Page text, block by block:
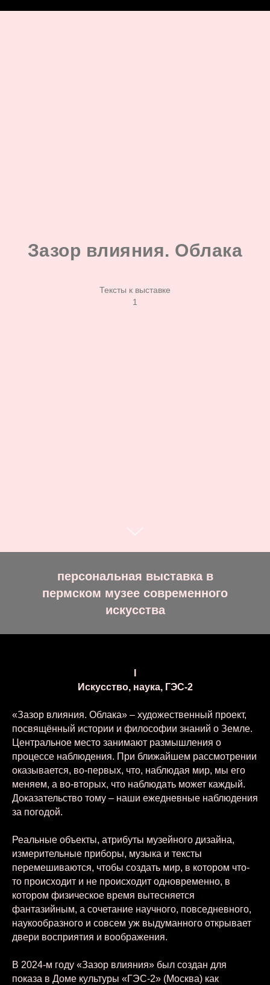
Зазор влияния. Облака
Тексты к выставке
1
персональная выставка в
пермском музее современного
искусства
Искусство, наука, ГЭС-2
«Зазор влияния. Облака» – художественный проект,
посвящённый истории и философии знаний о Земле.
Центральное место занимают размышления о
процессе наблюдения. При ближайшем рассмотрении
оказывается, во-первых, что, наблюдая мир, мы его
меняем, а во-вторых, что наблюдать может каждый.
Доказательство тому – наши ежедневные наблюдения
за погодой.
Реальные объекты, атрибуты музейного дизайна,
измерительные приборы, музыка и тексты
перемешиваются, чтобы создать мир, в котором что-
то происходит и не происходит одновременно, в
котором физическое время вытесняется
фантазийным, а сочетание научного, повседневного,
наукообразного и совсем уж выдуманного открывает
двери восприятия и воображения.
В 2024-м году «Зазор влияния» был создан для
показа в Доме культуры «ГЭС-2» (Москва) как